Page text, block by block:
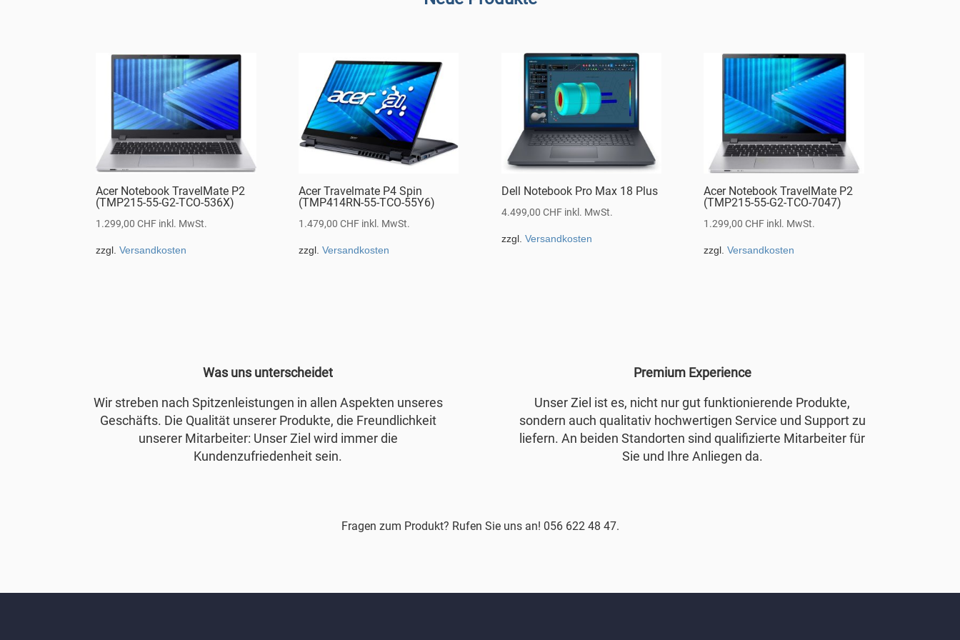
Acer Notebook TravelMate P2
(TMP215-55-G2-TCO-536X)
1.299,00CHF inkl. MwSt.
zzgl.Versandkosten
Acer Travelmate P4 Spin
(TMP414RN-55-TCO-55Y6)
1.479,00 CHF inkl. MwSt.
zzgl. Versandkosten
Dell Notebook Pro Max 18 Plus
4.499,00 CHF inkl. MwSt.
zzgl. Versandkosten
Acer Notebook TravelMate P2
(TMP215-55-G2-TCO-7047)
1.299,00CHF inkl. MwSt.
zzgl.Versandkosten
Was uns unterscheidet
Wir streben nach Spitzenleistungen in allen Aspekten unseres
Geschäfts. Die Qualität unserer Produkte, die Freundlichkeit
unserer Mitarbeiter: Unser Ziel wird immer die
Kundenzufriedenheit sein.
Premium Experience
Unser Ziel ist es, nicht nur gut funktionierende Produkte,
sondern auch qualitativ hochwertigen Service und Support zu
liefern. An beiden Standorten sind qualifizierte Mitarbeiter für
Sie und Ihre Anliegen da.
Fragen zum Produkt? Rufen Sie uns an! 056 622 48 47.